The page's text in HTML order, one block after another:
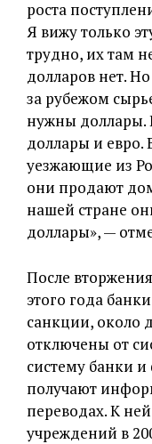
роста
Я вижу только
трудно, их там
долларов нет.
за рубежом
нужны
доллары и евро.
уезжающие из
они продают
нашей стране
доллары», —
После
этого года
санкции, около
отключены от
систему банки
получают
переводах. К
учреждений в